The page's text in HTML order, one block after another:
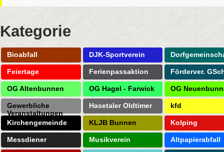
Kategorie
Bioabfall DJK-Sportverein
Feiertage Ferienpassaktion Förderver.
OG Altenbunnen OG Hagel - Farwick OG
Gewerbliche
Veranstaltungen
Hasetaler Oldtimer kfd
Kirchengemeinde KLJB Bunnen Kolping
Messdiener Musikverein Altpapierabfall